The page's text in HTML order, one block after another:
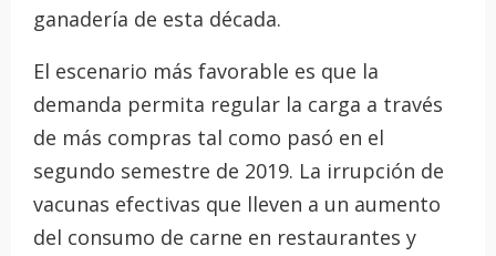
ganadería de esta década.
El escenario más favorable es que la
demanda permita regular la carga a través
de más compras tal como pasó en el
segundo semestre de 2019. La irrupción de
vacunas efectivas que lleven a un aumento
del consumo de carne en restaurantes y